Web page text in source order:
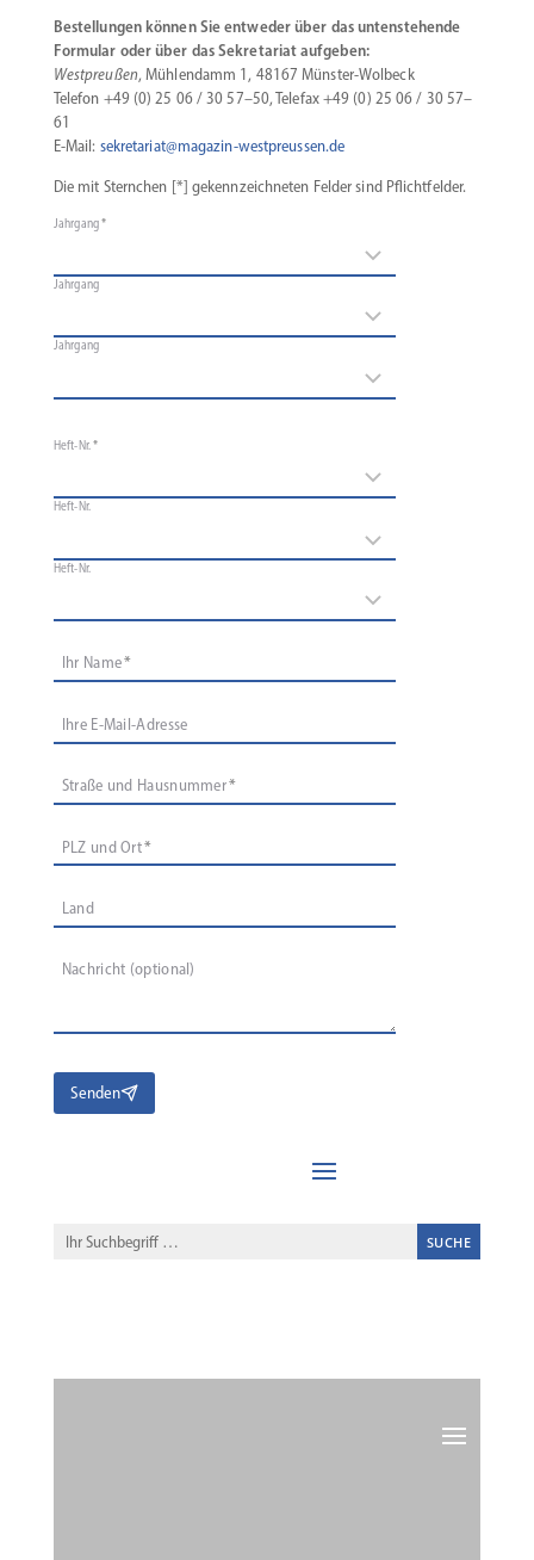
Bestel­lungen können Sie entweder über das unten­ste­hende
Formular oder über das Sekre­tariat aufgeben:
Westpreußen, Mühlendamm 1, 48167 Münster-Wolbeck
Telefon +49 (0) 25 06 / 30 57–50, Telefax +49 (0) 25 06 / 30 57–
61
E‑Mail: sekretariat@magazin-westpreussen.de
Die mit Sternchen [*] gekenn­zeich­neten Felder sind Pflichtfelder.
Jahrgang*
Jahrgang
Jahrgang
Heft-Nr. *
Heft-Nr.
Heft-Nr.
Ihr Name*
Ihre E‑Mail-Adresse
Straße und Hausnummer*
PLZ und Ort*
Land
Nachricht (optional)
Senden